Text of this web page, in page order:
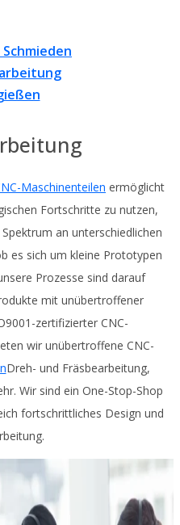
Maschinenteilen ermöglicht
Fortschritte zu nutzen,
an unterschiedlichen
es sich um kleine Prototypen
Prozesse sind darauf
mit unübertroffener
zertifizierter CNC-
wir unübertroffene CNC-
Dreh- und Fräsbearbeitung,
Wir sind ein One-Stop-Shop
fortschrittliches Design und